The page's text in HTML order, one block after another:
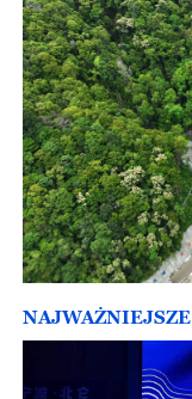
NAJWAŻNIEJSZE